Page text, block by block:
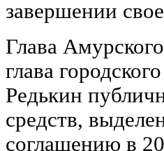
завершении
Глава
глава
Редькин
средств,
соглашению в